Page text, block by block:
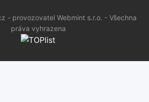
- provozovatel Webmint s.r.o. - Všechna
práva vyhrazena